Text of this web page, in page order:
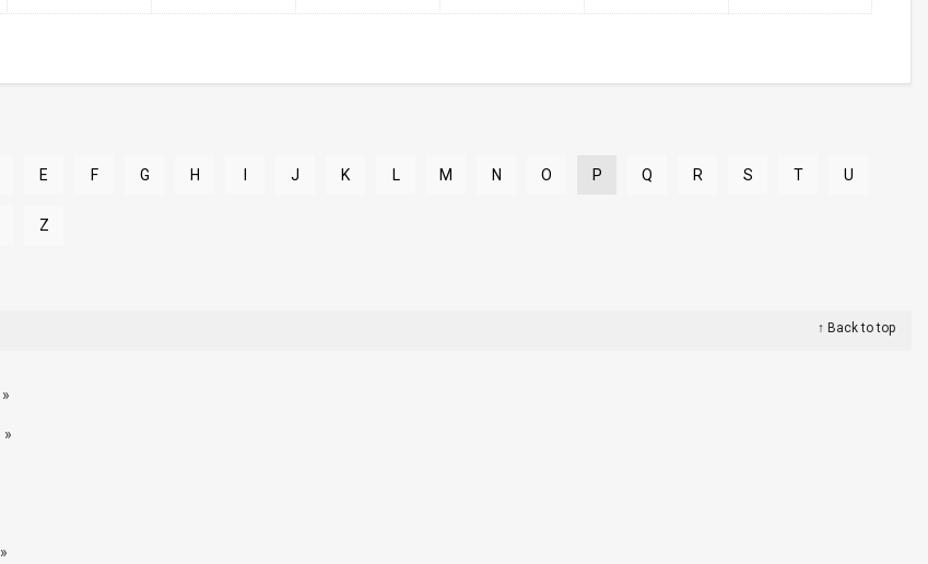
E F G H J K L M N O P Q R S T U
Z
↑ Back to top